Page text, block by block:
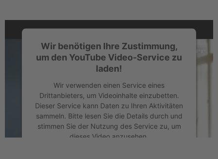
Wir benötigen Ihre Zustimmung,
um den YouTube Video-Service zu
laden!
Wir verwenden einen Service eines
Drittanbieters, um Videoinhalte einzubetten.
Dieser Service kann Daten zu Ihren Aktivitäten
sammeln. Bitte lesen Sie die Details durch und
stimmen Sie der Nutzung des Service zu, um
dieses Video anzusehen.